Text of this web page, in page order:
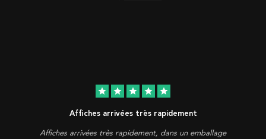
star star star star star
Affiches arrivées très rapidement
Affiches arrivées très rapidement, dans un emballage